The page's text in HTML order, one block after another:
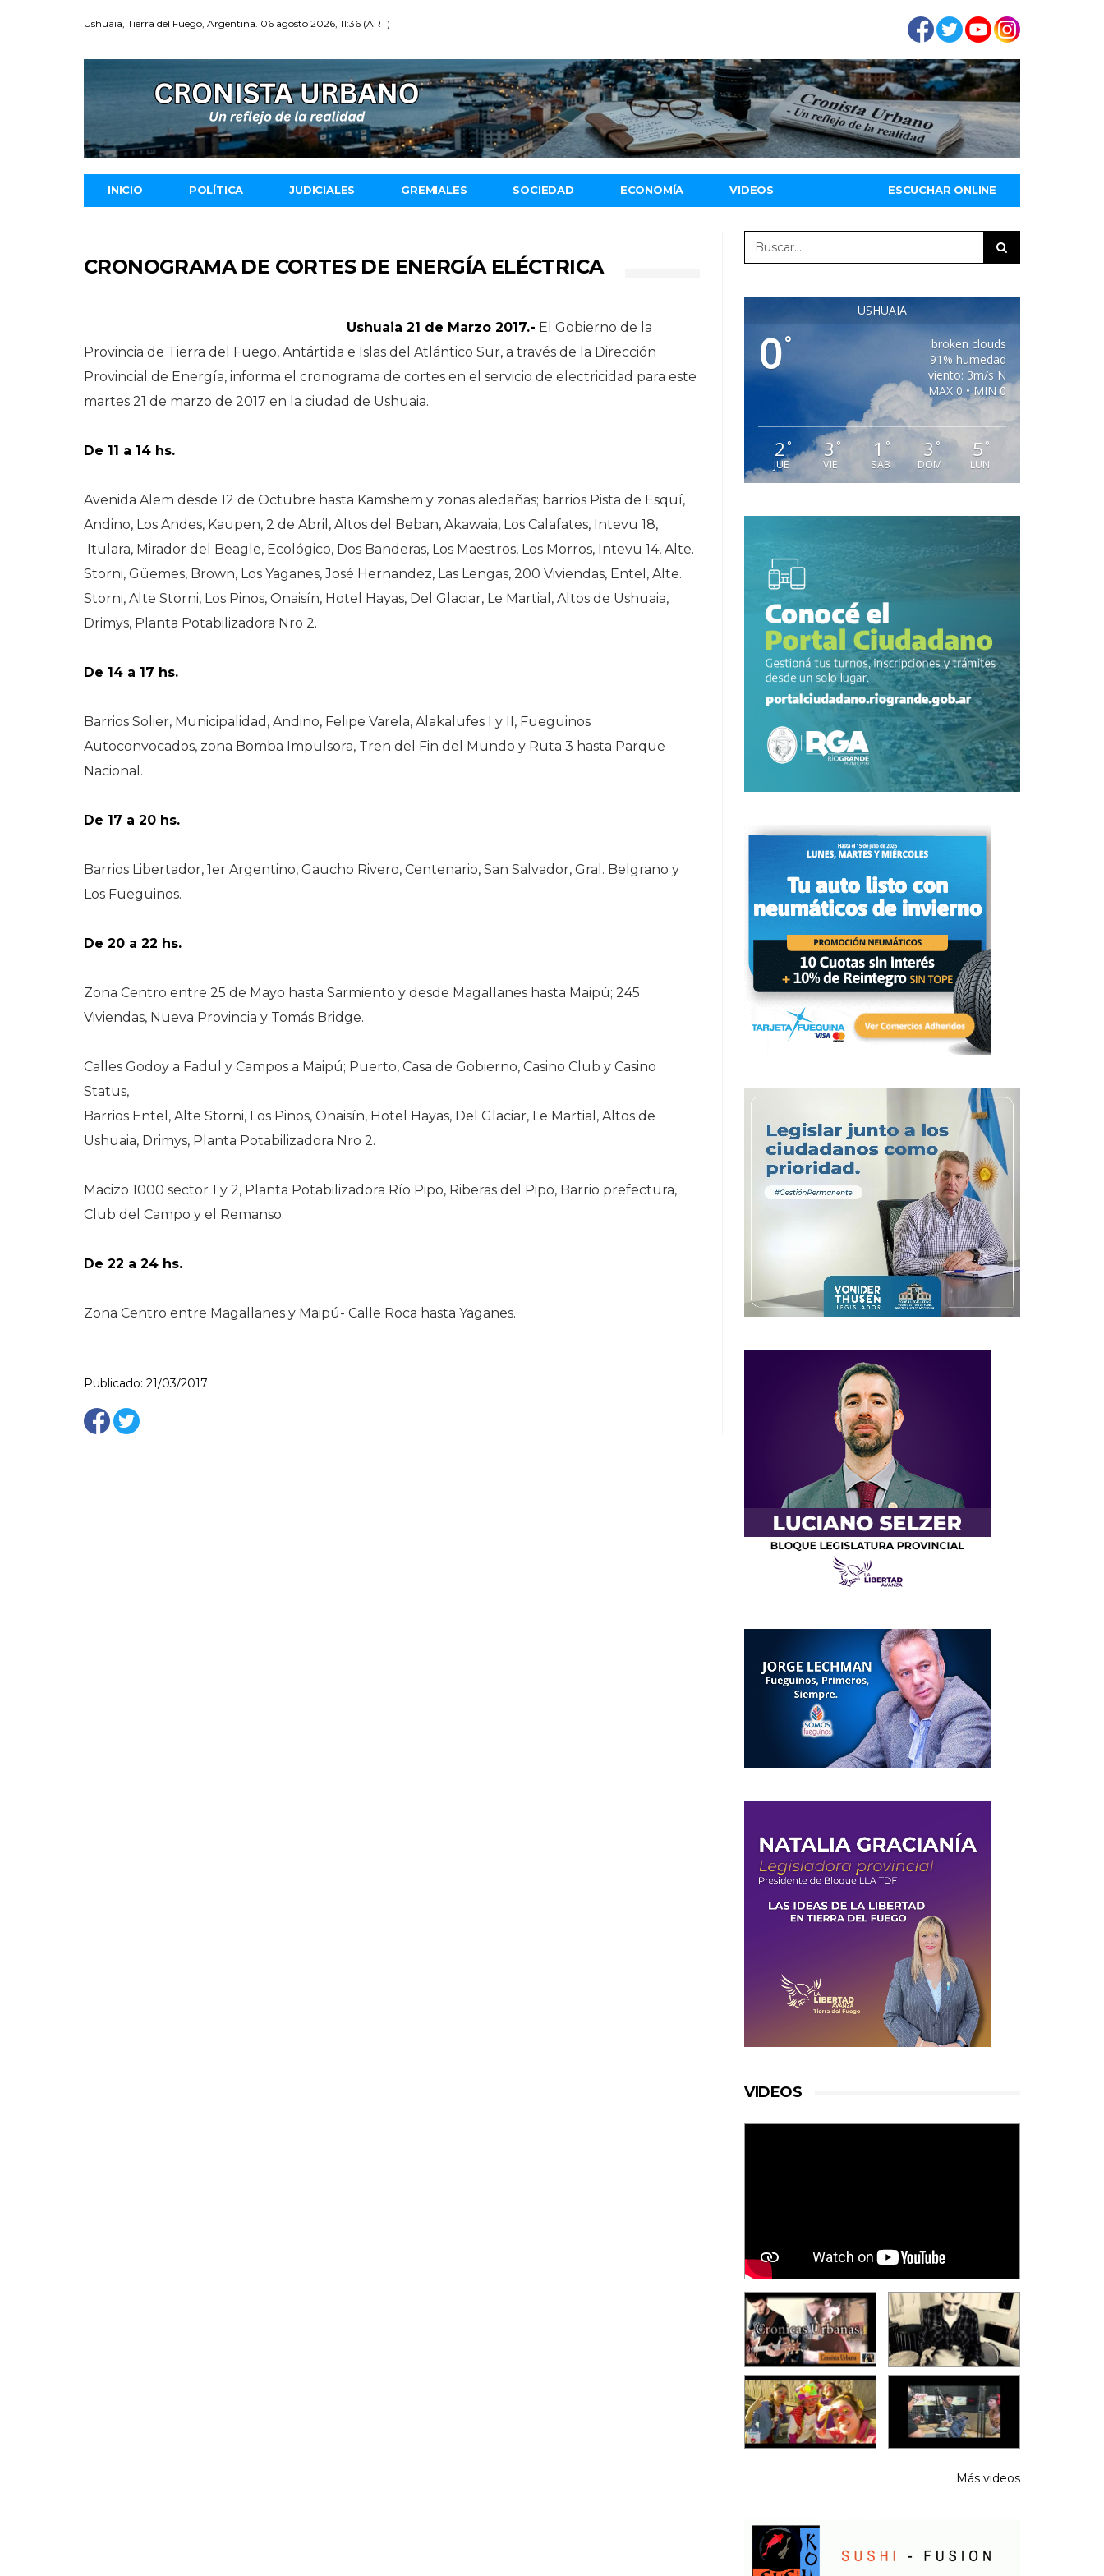
Ushuaia, Tierra del Fuego, Argentina. 06 agosto 2026, 11:36 (ART)
INICIO POLÍTICA JUDICIALES GREMIALES SOCIEDAD ECONOMÍA VIDEOS ESCUCHAR ONLINE
CRONOGRAMA DE CORTES DE ENERGÍA ELÉCTRICA
Ushuaia 21 de Marzo 2017.- El Gobierno de la
Provincia de Tierra del Fuego, Antártida e Islas del Atlántico Sur, a través de la Dirección
Provincial de Energía, informa el cronograma de cortes en el servicio de electricidad para este
martes 21 de marzo de 2017 en la ciudad de Ushuaia.
De 11 a 14 hs.
Avenida Alem desde 12 de Octubre hasta Kamshem y zonas aledañas; barrios Pista de Esquí,
Andino, Los Andes, Kaupen, 2 de Abril, Altos del Beban, Akawaia, Los Calafates, Intevu 18,
Itulara, Mirador del Beagle, Ecológico, Dos Banderas, Los Maestros, Los Morros, Intevu 14, Alte.
Storni, Güemes, Brown, Los Yaganes, José Hernandez, Las Lengas, 200 Viviendas, Entel, Alte.
Storni, Alte Storni, Los Pinos, Onaisín, Hotel Hayas, Del Glaciar, Le Martial, Altos de Ushuaia,
Drimys, Planta Potabilizadora Nro 2.
De 14 a 17 hs.
Barrios Solier, Municipalidad, Andino, Felipe Varela, Alakalufes I y II, Fueguinos
Autoconvocados, zona Bomba Impulsora, Tren del Fin del Mundo y Ruta 3 hasta Parque
Nacional.
De 17 a 20 hs.
Barrios Libertador, 1er Argentino, Gaucho Rivero, Centenario, San Salvador, Gral. Belgrano y
Los Fueguinos.
De 20 a 22 hs.
Zona Centro entre 25 de Mayo hasta Sarmiento y desde Magallanes hasta Maipú; 245
Viviendas, Nueva Provincia y Tomás Bridge.
Calles Godoy a Fadul y Campos a Maipú; Puerto, Casa de Gobierno, Casino Club y Casino
Status,
Barrios Entel, Alte Storni, Los Pinos, Onaisín, Hotel Hayas, Del Glaciar, Le Martial, Altos de
Ushuaia, Drimys, Planta Potabilizadora Nro 2.
Macizo 1000 sector 1 y 2, Planta Potabilizadora Río Pipo, Riberas del Pipo, Barrio prefectura,
Club del Campo y el Remanso.
De 22 a 24 hs.
Zona Centro entre Magallanes y Maipú- Calle Roca hasta Yaganes.
Publicado: 21/03/2017
USHUAIA
0°
broken clouds
91% humedad
viento: 3m/s N
MAX 0 • MIN 0
2°
JUE
3 °
VIE
1 °
SAB
3 °
DOM
5 °
LUN
VIDEOS
Más videos